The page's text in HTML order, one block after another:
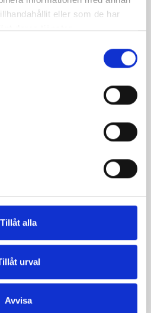
eller som de har
deras tjänster.
Tillåt alla
urval
Avvisa
Skogsbärsfil 2,7%